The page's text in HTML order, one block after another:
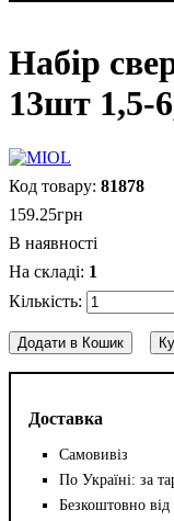
Набір
13шт 1,5-
Доставка
Самовивіз
По Україні: за
Безкоштовно
81878
159.25грн
В наявності
1
Додати в Кошик